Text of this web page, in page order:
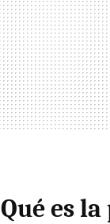
Qué es